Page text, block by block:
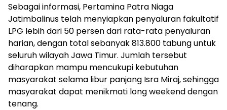
Sebagai informasi, Pertamina Patra Niaga
Jatimbalinus telah menyiapkan penyaluran fakultatif
LPG lebih dari 50 persen dari rata-rata penyaluran
harian, dengan total sebanyak 813.800 tabung untuk
seluruh wilayah Jawa Timur. Jumlah tersebut
diharapkan mampu mencukupi kebutuhan
masyarakat selama libur panjang Isra Miraj, sehingga
masyarakat dapat menikmati long weekend dengan
tenang.